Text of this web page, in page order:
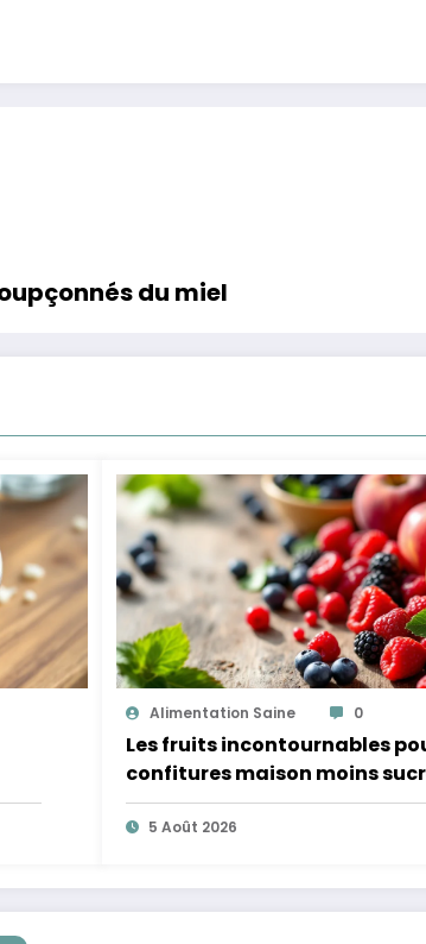
du miel
Alimentation Saine 0
Les fruits incontournables
confitures maison moins
plus légères
5 Août 2026